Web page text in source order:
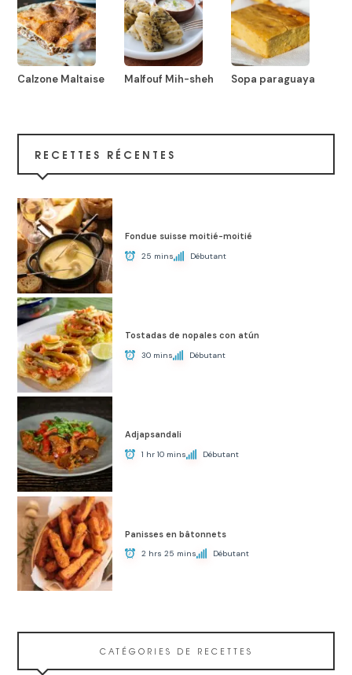
Calzone Maltaise Malfouf Mih-sheh Sopa paraguaya
RECETTES RÉCENTES
Fondue suisse moitié-moitié
25 mins Débutant
Tostadas de nopales con atún
30 mins Débutant
Adjapsandali
1 hr 10 mins Débutant
Panisses en bâtonnets
2 hrs 25 mins Débutant
CATÉGORIES DE RECETTES